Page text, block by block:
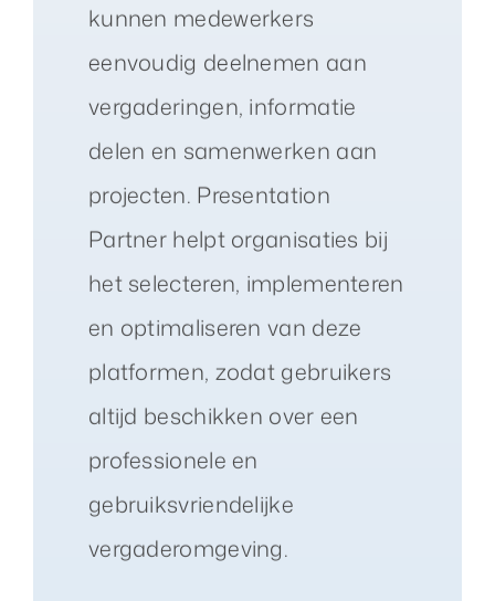
kunnen medewerkers
eenvoudig deelnemen aan
vergaderingen, informatie
delen en samenwerken aan
projecten. Presentation
Partner helpt organisaties bij
het selecteren, implementeren
en optimaliseren van deze
platformen, zodat gebruikers
altijd beschikken over een
professionele en
gebruiksvriendelijke
vergaderomgeving.